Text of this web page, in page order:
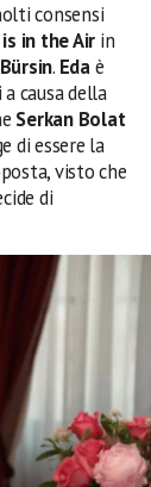
consensi
in the Air in
. Edaè
causa della
Serkan Bolat
di essere la
visto che
di